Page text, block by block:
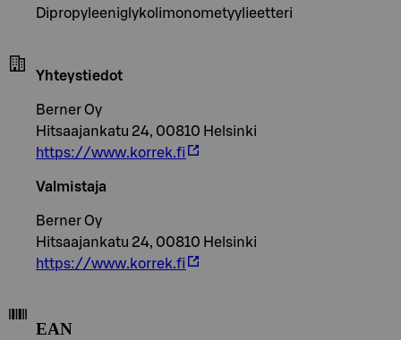
Dipropyleeniglykolimonometyylieetteri
Yhteystiedot
Berner Oy
Hitsaajankatu 24, 00810 Helsinki
https://www.korrek.fi
Valmistaja
Berner Oy
Hitsaajankatu 24, 00810 Helsinki
https://www.korrek.fi
EAN